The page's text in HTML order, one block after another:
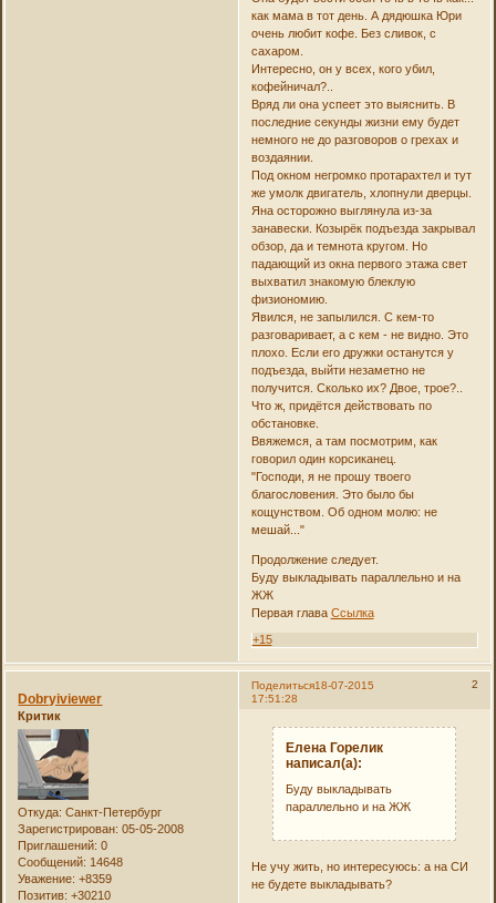
как мама в тот день. А дядюшка Юри
очень любит кофе. Без сливок, с
сахаром.
Интересно, он у всех, кого убил,
кофейничал?..
Вряд ли она успеет это выяснить. В
последние секунды жизни ему будет
немного не до разговоров о грехах и
воздаянии.
Под окном негромко протарахтел и тут
же умолк двигатель, хлопнули дверцы.
Яна осторожно выглянула из-за
занавески. Козырёк подъезда закрывал
обзор, да и темнота кругом. Но
падающий из окна первого этажа свет
выхватил знакомую блеклую
физиономию.
Явился, не запылился. С кем-то
разговаривает, а с кем - не видно. Это
плохо. Если его дружки останутся у
подъезда, выйти незаметно не
получится. Сколько их? Двое, трое?..
Что ж, придётся действовать по
обстановке.
Ввяжемся, а там посмотрим, как
говорил один корсиканец.
"Господи, я не прошу твоего
благословения. Это было бы
кощунством. Об одном молю: не
мешай..."
Продолжение следует.
Буду выкладывать параллельно и на
ЖЖ
Первая глава Ссылка
+15
Поделиться 2
18-07-2015
17:51:28
Dobryiviewer
Критик
Откуда: Санкт-Петербург
Зарегистрирован: 05-05-2008
Приглашений: 0
Сообщений: 14648
Уважение: +8359
Позитив: +30210
Елена Горелик
написал(а):
Буду выкладывать
параллельно и на ЖЖ
Не учу жить, но интересуюсь: а на СИ
не будете выкладывать?